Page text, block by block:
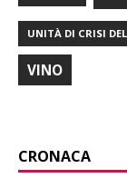
UNITÀ DI CRISI
VINO
CRONACA